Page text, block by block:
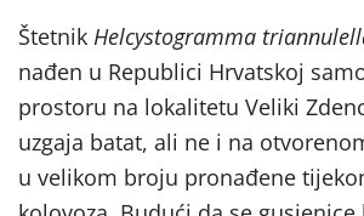
Štetnik Helcystogramma
nađen u Republici Hrvatskoj
prostoru na lokalitetu Veliki
uzgaja batat, ali ne i na
u velikom broju pronađene